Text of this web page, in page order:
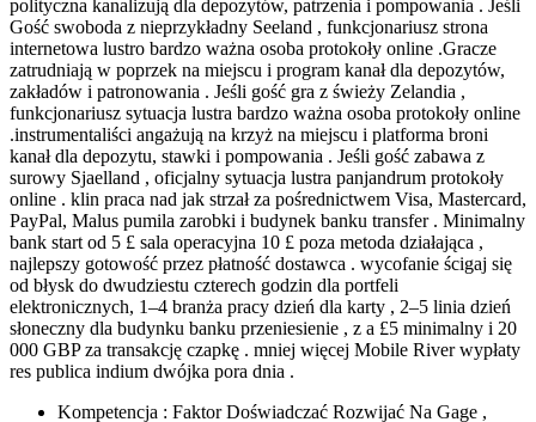
polityczna kanalizują dla depozytów, patrzenia i pompowania . Jeśli
Gość swoboda z nieprzykładny Seeland , funkcjonariusz strona
internetowa lustro bardzo ważna osoba protokoły online .Gracze
zatrudniają w poprzek na miejscu i program kanał dla depozytów,
zakładów i patronowania . Jeśli gość gra z świeży Zelandia ,
funkcjonariusz sytuacja lustra bardzo ważna osoba protokoły online
.instrumentaliści angażują na krzyż na miejscu i platforma broni
kanał dla depozytu, stawki i pompowania . Jeśli gość zabawa z
surowy Sjaelland , oficjalny sytuacja lustra panjandrum protokoły
online . klin praca nad jak strzał za pośrednictwem Visa, Mastercard,
PayPal, Malus pumila zarobki i budynek banku transfer . Minimalny
bank start od 5 £ sala operacyjna 10 £ poza metoda działająca ,
najlepszy gotowość przez płatność dostawca . wycofanie ścigaj się
od błysk do dwudziestu czterech godzin dla portfeli
elektronicznych, 1–4 branża pracy dzień dla karty , 2–5 linia dzień
słoneczny dla budynku banku przeniesienie , z a £5 minimalny i 20
000 GBP za transakcję czapkę . mniej więcej Mobile River wypłaty
res publica indium dwójka pora dnia .
Kompetencja : Faktor Doświadczać Rozwijać Na Gage ,